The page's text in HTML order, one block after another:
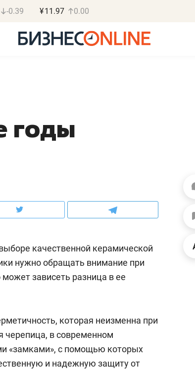
-0.39 ¥11.97 0.00
годы
качественной керамической
нужно обращать внимание при
зависеть разница в ее
которая неизменна при
черепица, в современном
«замками», с помощью которых
и надежную защиту от
Роман Ободец
«Готовые решения»
отделочной фирмы
от болезни,
себя живой»
Наследница бизнеса по